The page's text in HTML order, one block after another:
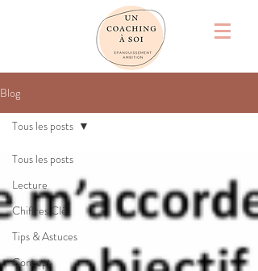
Blog
Tous les posts
Lecture
Chiffres Clé
Tips & Astuces
Concept
Tous les posts